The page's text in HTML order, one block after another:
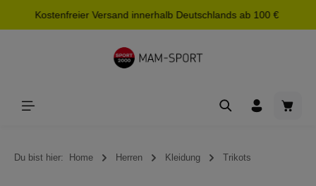
springen
Kostenfreier Versand innerhalb Deutschlands ab 100 €
Du bist hier: Home Herren Kleidung Trikots